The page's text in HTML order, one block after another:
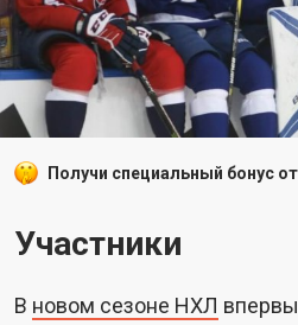
Получи специальный бонус
Участники
В новом сезоне НХЛ